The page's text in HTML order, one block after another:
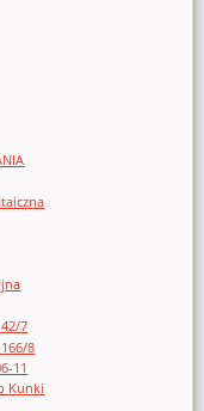
7
8
11
Kunki